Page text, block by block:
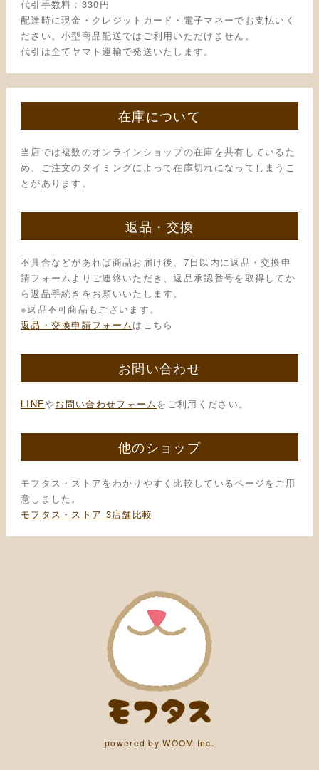
代引手数料：330円
配達時に現金・クレジットカード・電子マネーでお支払いく
ださい。小型商品配送ではご利用いただけません。
代引は全てヤマト運輸で発送いたします。
在庫について
当店では複数のオンラインショップの在庫を共有しているた
め、ご注文のタイミングによって在庫切れになってしまうこ
とがあります。
返品・交換
不具合などがあれば商品お届け後、7日以内に返品・交換申
請フォームよりご連絡いただき、返品承認番号を取得してか
ら返品手続きをお願いいたします。
※返品不可商品もございます。
返品・交換申請フォームはこちら
お問い合わせ
LINEやお問い合わせフォームをご利用ください。
他のショップ
モフタス・ストアをわかりやすく比較しているページをご用
意しました。
モフタス・ストア 3店舗比較
powered by WOOM Inc.